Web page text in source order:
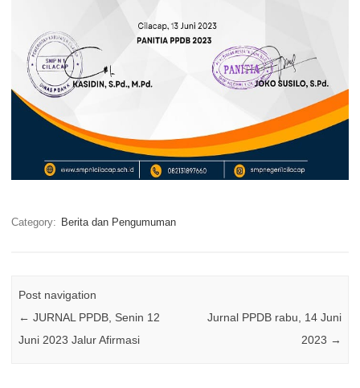
Category: Berita dan Pengumuman
Post navigation
← JURNAL PPDB, Senin 12
Juni 2023 Jalur Afirmasi
Jurnal PPDB rabu, 14 Juni
2023 →